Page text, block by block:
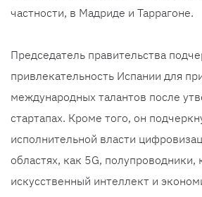
частности, в Мадриде и Таррагоне.
Председатель правительства
привлекательность Испании для
международных талантов после
стартапах. Кроме того, он
исполнительной власти
областях, как 5G, полупроводники,
искусственный интеллект и